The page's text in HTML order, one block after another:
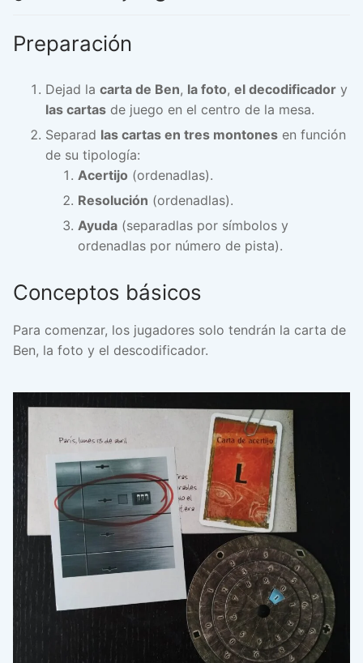
Preparación
Dejad la carta de Ben, la foto, el decodificador y
las cartas de juego en el centro de la mesa.
Separad las cartas en tres montones en función
de su tipología:
Acertijo (ordenadlas).
Resolución (ordenadlas).
Ayuda (separadlas por símbolos y
ordenadlas por número de pista).
Conceptos básicos
Para comenzar, los jugadores solo tendrán la carta de
Ben, la foto y el descodificador.